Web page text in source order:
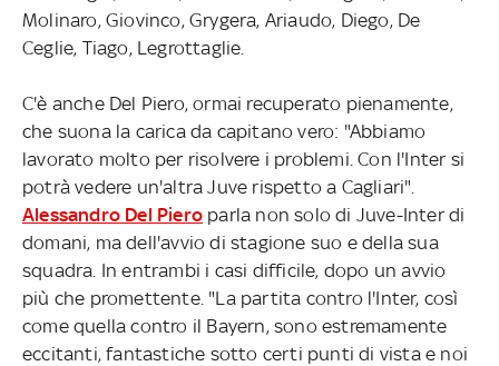
Molinaro, Giovinco, Grygera, Ariaudo, Diego, De
Ceglie, Tiago, Legrottaglie.
C'è anche Del Piero, ormai recuperato pienamente,
che suona la carica da capitano vero: "Abbiamo
lavorato molto per risolvere i problemi. Con l'Inter si
potrà vedere un'altra Juve rispetto a Cagliari".
Alessandro Del Pieroparla non solo di Juve-Inter di
domani, ma dell'avvio di stagione suo e della sua
squadra. In entrambi i casi difficile, dopo un avvio
più che promettente. "La partita contro l'Inter, così
come quella contro il Bayern, sono estremamente
eccitanti, fantastiche sotto certi punti di vista e noi